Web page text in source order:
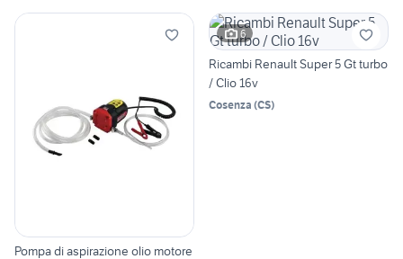
Pompa di aspirazione olio motore
6
Ricambi Renault Super 5 Gt turbo
/ Clio 16v
Cosenza (CS)